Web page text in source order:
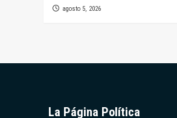
agosto 5, 2026
La Página Política